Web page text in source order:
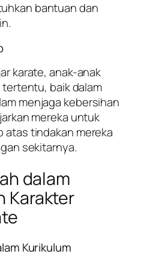
bantuan dan
karate, anak-anak
baik dalam
menjaga kebersihan
mereka untuk
atas tindakan mereka
sekitarnya.
dalam
Karakter
Kurikulum